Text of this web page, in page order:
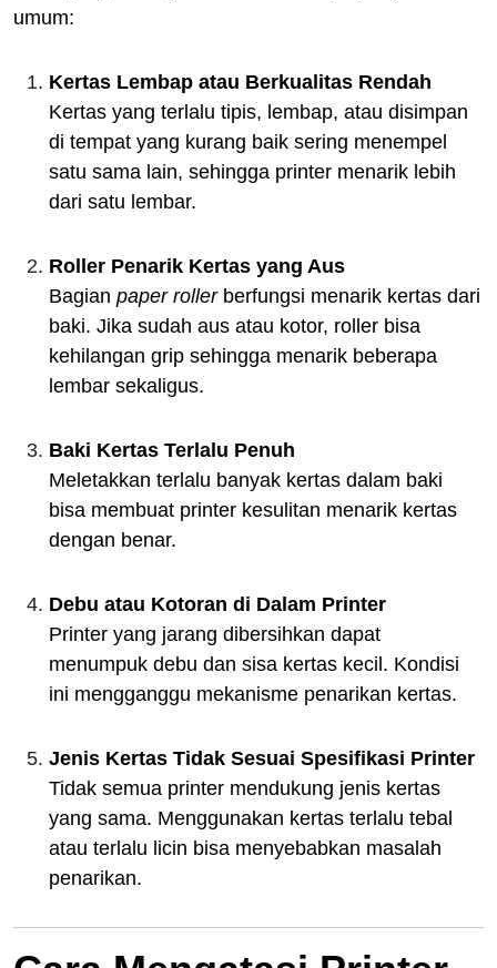
umum:
Kertas Lembap atau Berkualitas Rendah
Kertas yang terlalu tipis, lembap, atau disimpan
di tempat yang kurang baik sering menempel
satu sama lain, sehingga printer menarik lebih
dari satu lembar.
Roller Penarik Kertas yang Aus
Bagian paper rollerberfungsi menarik kertas dari
baki. Jika sudah aus atau kotor, roller bisa
kehilangan grip sehingga menarik beberapa
lembar sekaligus.
Baki Kertas Terlalu Penuh
Meletakkan terlalu banyak kertas dalam baki
bisa membuat printer kesulitan menarik kertas
dengan benar.
Debu atau Kotoran di Dalam Printer
Printer yang jarang dibersihkan dapat
menumpuk debu dan sisa kertas kecil. Kondisi
ini mengganggu mekanisme penarikan kertas.
Jenis Kertas Tidak Sesuai Spesifikasi Printer
Tidak semua printer mendukung jenis kertas
yang sama. Menggunakan kertas terlalu tebal
atau terlalu licin bisa menyebabkan masalah
penarikan.